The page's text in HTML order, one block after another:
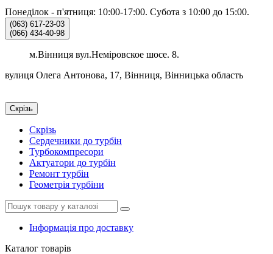
Понеділок - п'ятниця: 10:00-17:00. Субота з 10:00 до 15:00.
(063) 617-23-03
(066) 434-40-98
м.Вінниця вул.Неміровское шосе. 8.
вулиця Олега Антонова, 17, Вінниця, Вінницька область
Скрізь
Скрізь
Сердечники до турбін
Турбокомпресори
Актуатори до турбін
Ремонт турбін
Геометрія турбіни
Інформація про доставку
Каталог товарів